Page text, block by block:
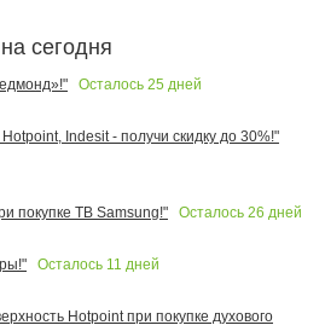
сегодня
Осталось 25 дней
Indesit - получи скидку до 30%!"
покупке ТВ Samsung!"
Осталось 26 дней
Осталось 11 дней
Hotpoint при покупке духового